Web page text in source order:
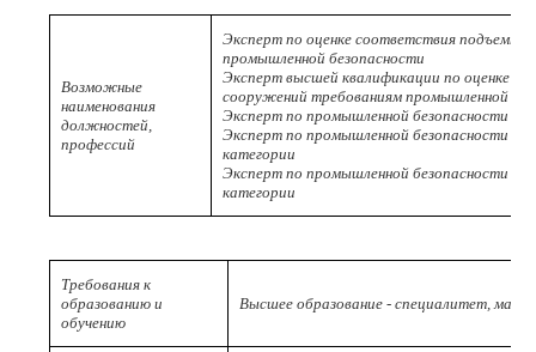
Возможные
наименования
должностей,
профессий
Эксперт по оценке соответствия
промышленной безопасности
Эксперт высшей квалификации по оценке
сооружений требованиям промышленной
Эксперт по промышленной безопасности
Эксперт по промышленной безопасности
категории
Эксперт по промышленной безопасности
категории
Требования к
образованию и
обучению
Высшее образование - специалитет,